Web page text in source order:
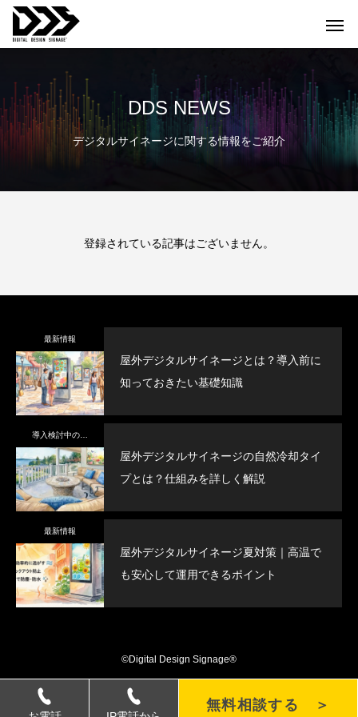
無料相談する ＞
DDS NEWS
デジタルサイネージに関する情報をご紹介
登録されている記事はございません。
最新情報
屋外デジタルサイネージとは？導入前に
知っておきたい基礎知識
屋外デジタルサイネージの自然冷却タイ
プとは？仕組みを詳しく解説
最新情報
屋外デジタルサイネージ夏対策｜高温で
も安心して運用できるポイント
©Digital Design Signage®